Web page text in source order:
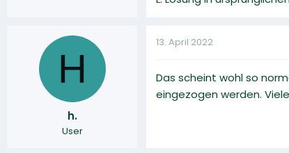
H
h.
User
13. April 2022
Das scheint wohl so
eingezogen werden.